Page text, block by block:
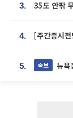
3.
4.
5. 속보 뉴